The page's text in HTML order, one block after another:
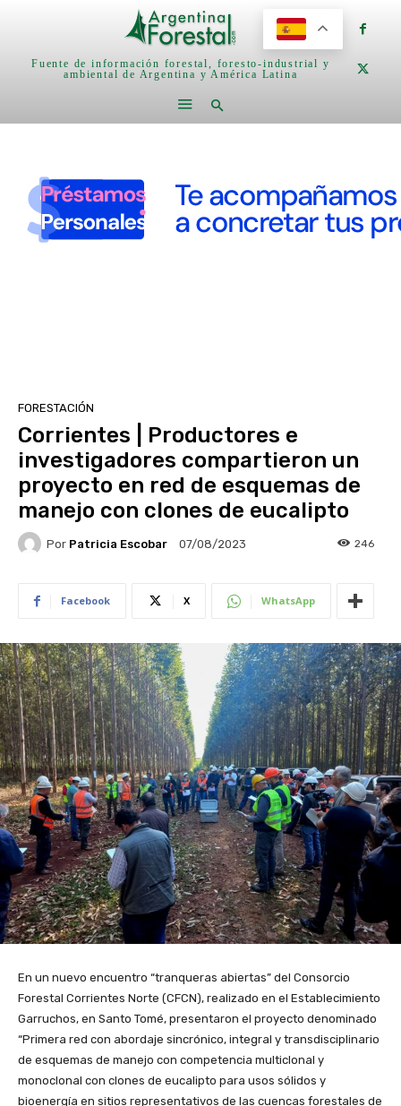
Fuente de información forestal, foresto-industrial y
ambiental de Argentina y América Latina
FORESTACIÓN
Corrientes | Productores e
investigadores compartieron un
proyecto en red de esquemas de
manejo con clones de eucalipto
Por Patricia Escobar 07/08/2023 246
Facebook X WhatsApp
En un nuevo encuentro “tranqueras abiertas” del Consorcio
Forestal Corrientes Norte (CFCN), realizado en el Establecimiento
Garruchos, en Santo Tomé, presentaron el proyecto denominado
“Primera red con abordaje sincrónico, integral y transdisciplinario
de esquemas de manejo con competencia multiclonal y
monoclonal con clones de eucalipto para usos sólidos y
bioenergía en sitios representativos de las cuencas forestales de